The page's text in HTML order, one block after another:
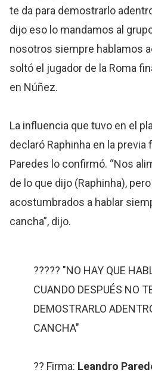
te da para demostrarlo
dijo eso lo mandamos al
nosotros siempre hablamos
soltó el jugador de la Roma
en Núñez.
La influencia que tuvo en el
declaró Raphinha en la previa
Paredes lo confirmó. “Nos
de lo que dijo (Raphinha),
acostumbrados a hablar
cancha”, dijo.
????? "NO HAY QUE
CUANDO DESPUÉS NO
DEMOSTRARLO
CANCHA"
?? Firma: Leandro